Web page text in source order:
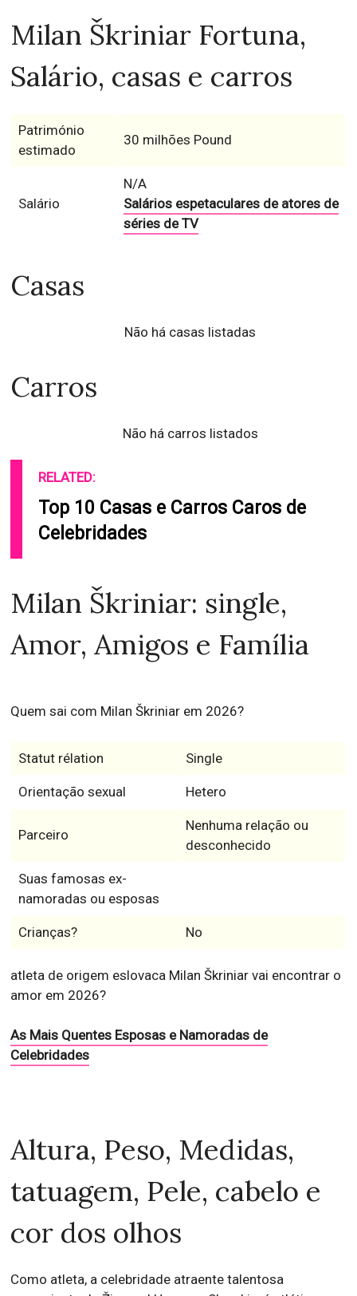
Milan Škriniar Fortuna,
Salário, casas e carros
Património
estimado
30 milhões Pound
Salário
N/A
Salários espetaculares de atores de
séries de TV
Casas
Não há casas listadas
Carros
Não há carros listados
RELATED:
Top 10 Casas e Carros Caros de
Celebridades
Milan Škriniar: single,
Amor, Amigos e Família
Quem sai com Milan Škriniar em 2026?
Statut rélation Single
Orientação sexual Hetero
Parceiro
Nenhuma relação ou
desconhecido
Suas famosas ex-
namoradas ou esposas
Crianças? No
atleta de origem eslovaca Milan Škriniar vai encontrar o
amor em 2026?
As Mais Quentes Esposas e Namoradas de
Celebridades
Altura, Peso, Medidas,
tatuagem, Pele, cabelo e
cor dos olhos
Como atleta, a celebridade atraente talentosa